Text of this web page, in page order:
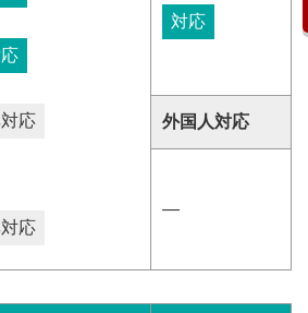
応
応
対応
外国人対応
―